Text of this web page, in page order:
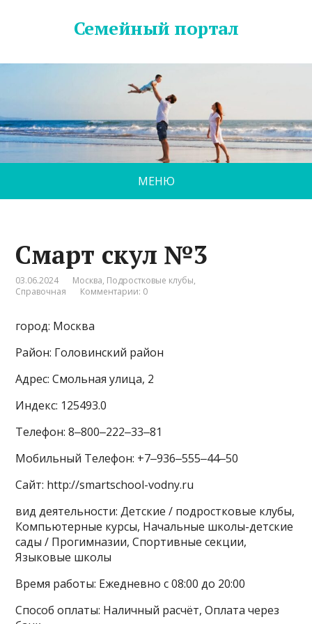
Семейный портал
МЕНЮ
Смарт скул №3
03.06.2024 Москва, Подростковые клубы,
Справочная
Комментарии: 0
город: Москва
Район: Головинский район
Адрес: Смольная улица, 2
Индекс: 125493.0
Телефон: 8‒800‒222‒33‒81
Мобильный Телефон: +7‒936‒555‒44‒50
Сайт: http://smartschool-vodny.ru
вид деятельности: Детские / подростковые клубы,
Компьютерные курсы, Начальные школы-детские
сады / Прогимназии, Спортивные секции,
Языковые школы
Время работы: Ежедневно с 08:00 до 20:00
Способ оплаты: Наличный расчёт, Оплата через